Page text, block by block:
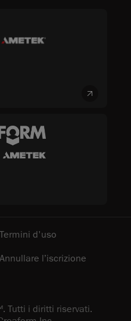
Tutti i diritti riservati.
Termini d'uso
Annullare l’iscrizione